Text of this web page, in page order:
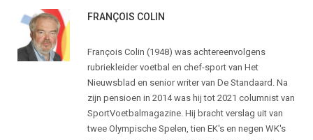
FRANÇOIS COLIN
François Colin (1948) was achtereenvolgens
rubriekleider voetbal en chef-sport van Het
Nieuwsblad en senior writer van De Standaard. Na
zijn pensioen in 2014 was hij tot 2021 columnist van
SportVoetbalmagazine. Hij bracht verslag uit van
twee Olympische Spelen, tien EK's en negen WK's